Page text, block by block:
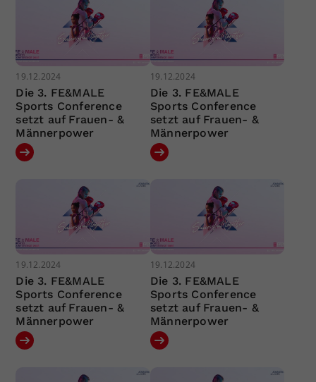
19.12.2024
Die 3. FE&MALE
Sports Conference
setzt auf Frauen- &
Männerpower
19.12.2024
Die 3. FE&MALE
Sports Conference
setzt auf Frauen- &
Männerpower
19.12.2024
Die 3. FE&MALE
Sports Conference
setzt auf Frauen- &
Männerpower
19.12.2024
Die 3. FE&MALE
Sports Conference
setzt auf Frauen- &
Männerpower